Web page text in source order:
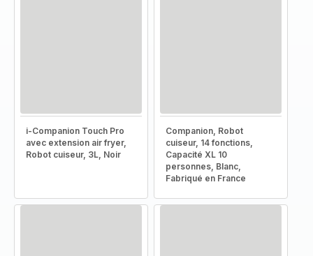
i-Companion Touch Pro
avec extension air fryer,
Robot cuiseur, 3L, Noir
Companion, Robot
cuiseur, 14 fonctions,
Capacité XL 10
personnes, Blanc,
Fabriqué en France